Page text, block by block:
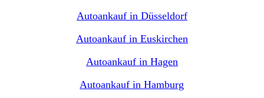
Autoankauf in Düsseldorf
Autoankauf in Euskirchen
Autoankauf in Hagen
Autoankauf in Hamburg